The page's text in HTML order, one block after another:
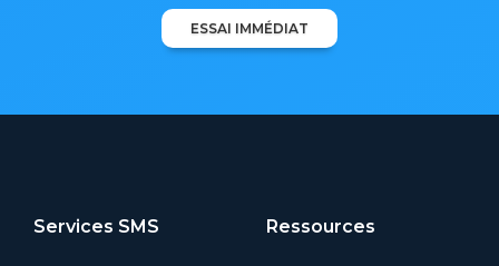
ESSAI IMMÉDIAT
Services SMS Ressources